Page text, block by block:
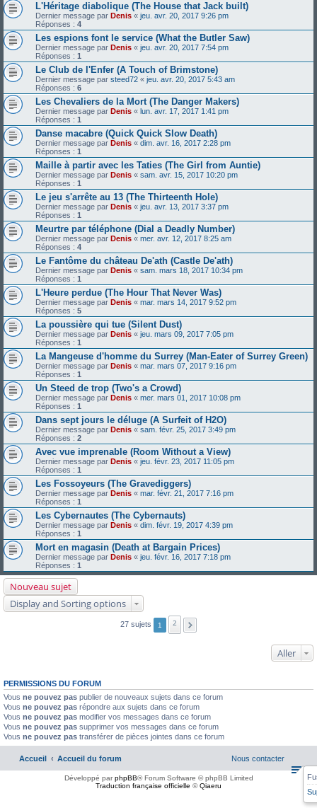
L'Héritage diabolique (The House that Jack built)
Dernier message par Denis « jeu. avr. 20, 2017 9:26 pm
Réponses : 4
Les espions font le service (What the Butler Saw)
Dernier message par Denis « jeu. avr. 20, 2017 7:54 pm
Réponses : 1
Le Club de l'Enfer (A Touch of Brimstone)
Dernier message par steed72 « jeu. avr. 20, 2017 5:43 am
Réponses : 6
Les Chevaliers de la Mort (The Danger Makers)
Dernier message par Denis « lun. avr. 17, 2017 1:41 pm
Réponses : 1
Danse macabre (Quick Quick Slow Death)
Dernier message par Denis « dim. avr. 16, 2017 2:28 pm
Réponses : 1
Maille à partir avec les Taties (The Girl from Auntie)
Dernier message par Denis « sam. avr. 15, 2017 10:20 pm
Réponses : 1
Le jeu s'arrête au 13 (The Thirteenth Hole)
Dernier message par Denis « jeu. avr. 13, 2017 3:37 pm
Réponses : 1
Meurtre par téléphone (Dial a Deadly Number)
Dernier message par Denis « mer. avr. 12, 2017 8:25 am
Réponses : 4
Le Fantôme du château De'ath (Castle De'ath)
Dernier message par Denis « sam. mars 18, 2017 10:34 pm
Réponses : 1
L'Heure perdue (The Hour That Never Was)
Dernier message par Denis « mar. mars 14, 2017 9:52 pm
Réponses : 5
La poussière qui tue (Silent Dust)
Dernier message par Denis « jeu. mars 09, 2017 7:05 pm
Réponses : 1
La Mangeuse d'homme du Surrey (Man-Eater of Surrey Green)
Dernier message par Denis « mar. mars 07, 2017 9:16 pm
Réponses : 1
Un Steed de trop (Two's a Crowd)
Dernier message par Denis « mer. mars 01, 2017 10:08 pm
Réponses : 1
Dans sept jours le déluge (A Surfeit of H2O)
Dernier message par Denis « sam. févr. 25, 2017 3:49 pm
Réponses : 2
Avec vue imprenable (Room Without a View)
Dernier message par Denis « jeu. févr. 23, 2017 11:05 pm
Réponses : 1
Les Fossoyeurs (The Gravediggers)
Dernier message par Denis « mar. févr. 21, 2017 7:16 pm
Réponses : 1
Les Cybernautes (The Cybernauts)
Dernier message par Denis « dim. févr. 19, 2017 4:39 pm
Réponses : 1
Mort en magasin (Death at Bargain Prices)
Dernier message par Denis « jeu. févr. 16, 2017 7:18 pm
Réponses : 1
Nouveau sujet
Display and Sorting options
27 sujets 1 2
Aller
PERMISSIONS DU FORUM
Vous ne pouvez pas publier de nouveaux sujets dans ce forum
Vous ne pouvez pas répondre aux sujets dans ce forum
Vous ne pouvez pas modifier vos messages dans ce forum
Vous ne pouvez pas supprimer vos messages dans ce forum
Vous ne pouvez pas transférer de pièces jointes dans ce forum
Accueil Accueil du forum Nous contacter
Développé parphpBB® Forum Software © phpBB Limited
Traduction française officielle ©Qiaeru